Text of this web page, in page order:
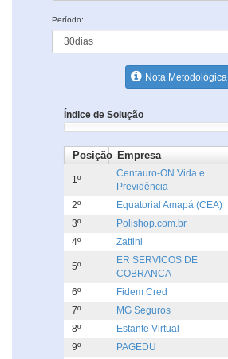
Período:
Nota Metodológica
Índice de Solução
Posição Empresa
1º
Centauro-ON Vida e
Previdência
2º Equatorial Amapá (CEA)
3º
Polishop.com.br
4º
Zattini
5º
ER SERVICOS DE
COBRANCA
6º Fidem Cred
7º
MG Seguros
8º
Estante Virtual
9º
PAGEDU